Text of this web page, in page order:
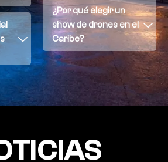
¿Por qué elegir un
show de drones en el
Caribe?